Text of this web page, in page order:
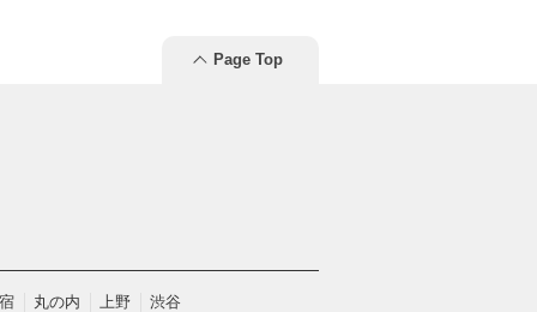
Page Top
丸の内 上野 渋谷